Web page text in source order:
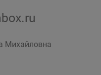
Михайловна